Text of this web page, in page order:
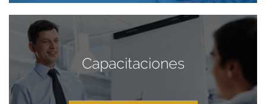
Capacitaciones